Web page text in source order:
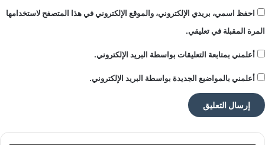
احفظ اسمي، بريدي الإلكتروني، والموقع الإلكتروني في هذا المتصفح لاستخدامها
المرة المقبلة في تعليقي.
أعلمني بمتابعة التعليقات بواسطة البريد الإلكتروني.
أعلمني بالمواضيع الجديدة بواسطة البريد الإلكتروني.